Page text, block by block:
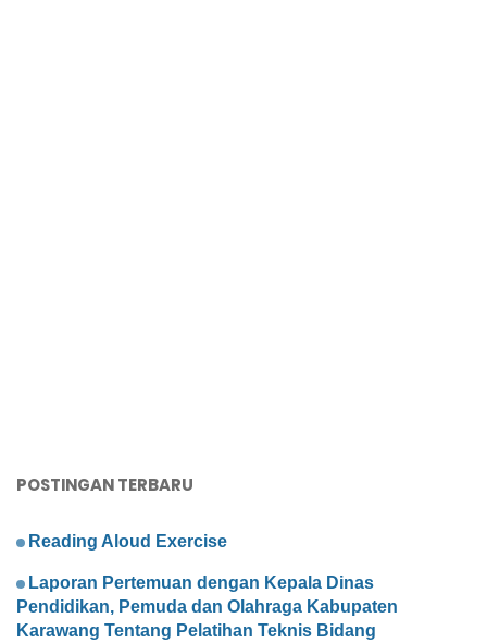
POSTINGAN TERBARU
Reading Aloud Exercise
Laporan Pertemuan dengan Kepala Dinas
Pendidikan, Pemuda dan Olahraga Kabupaten
Karawang Tentang Pelatihan Teknis Bidang